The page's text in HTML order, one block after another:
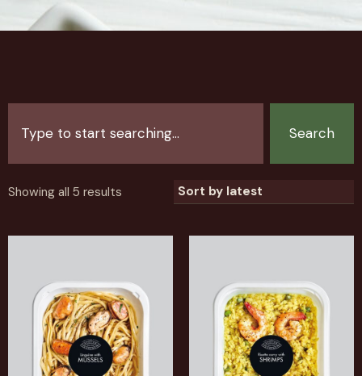
Search
Showing all 5 results